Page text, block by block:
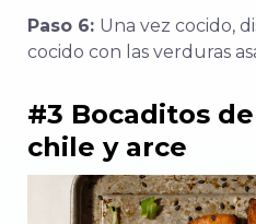
Paso 6: Una vez cocido,
cocido con las verduras
#3 Bocaditos
chile y arce